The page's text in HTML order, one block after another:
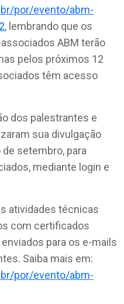
por/evento/abm-
, lembrando que os
ABM terão
pelos próximos 12
têm acesso
dos palestrantes e
sua divulgação
setembro, para
mediante login e
atividades técnicas
com certificados
para os e-mails
Saiba mais em:
por/evento/abm-